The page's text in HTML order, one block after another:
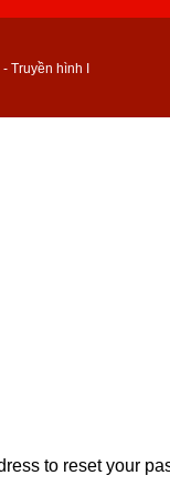
Truyền hình I
to reset your